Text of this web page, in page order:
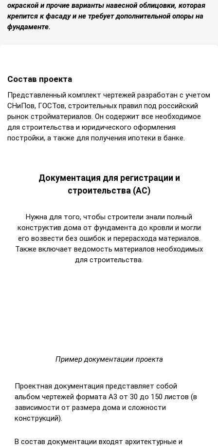
окраской и прочие варианты навесной облицовки, которая
крепится к фасаду и не требует дополнительной опоры на
фундаменте.
Состав проекта
Представленный комплект чертежей разработан с учетом
СНиПов, ГОСТов, строительных правил под российский
рынок стройматериалов. Он содержит все необходимое
для строительства и юридического оформления
постройки, а также для получения ипотеки в банке.
Документация для регистрации и
строительства (АС)
Нужна для того, чтобы строители знали полный
конструктив дома от фундамента до кровли и могли
его возвести без ошибок и перерасхода материалов.
Также включает ведомость материалов необходимых
для строительства.
Пример документации проекта
Проектная документация представляет собой
альбом чертежей формата А3 от 30 до 150 листов (в
зависимости от размера дома и сложности
конструкций).
В состав документации входят архитектурные и